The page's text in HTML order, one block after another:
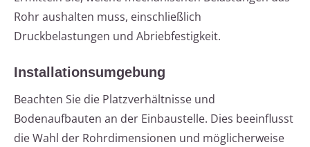
Rohr aushalten muss, einschließlich
Druckbelastungen und Abriebfestigkeit.
Installationsumgebung
Beachten Sie die Platzverhältnisse und
Bodenaufbauten an der Einbaustelle. Dies beeinflusst
die Wahl der Rohrdimensionen und möglicherweise